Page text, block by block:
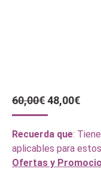
60,00€El
precio
era:
60,00€.
48,00€El
es:
Recuerda que:
aplicables para
Ofertas y